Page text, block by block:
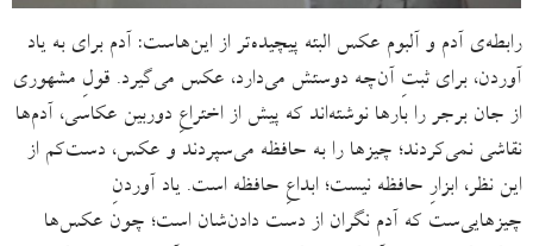
رابطه‌ی آدم و آلبوم عکس البته پیچیده‌تر از این‌هاست: آدم برای به یاد
آوردن، برای ثبتِ آن‌چه دوستش می‌دارد، عکس می‌گیرد. ‌قولِ مشهوری
از جان برجر را بارها نوشته‌اند که پیش از اختراعِ دوربین عکاسی، آدم‌ها
نقاشی نمی‌کردند؛ چیزها را به حافظه می‌سپردند و عکس، دست‌کم از
این نظر، ابزارِ حافظه نیست؛ ابداعِ حافظه است. یاد آوردنِ‌
چیزهایی‌ست که آدم نگران از دست دادن‌شان است؛ چون عکس‌ها